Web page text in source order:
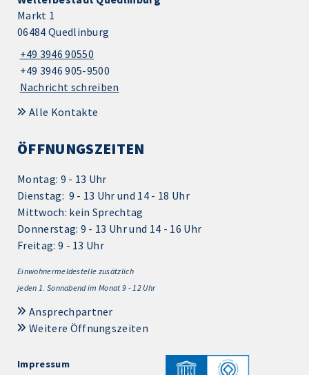
Markt 1
06484 Quedlinburg
+49 3946 90550
+49 3946 905-9500
Nachricht schreiben
Alle Kontakte
ÖFFNUNGSZEITEN
Montag: 9 - 13 Uhr
Dienstag: 9 - 13 Uhr und 14 - 18 Uhr
Mittwoch: kein Sprechtag
Donnerstag: 9 - 13 Uhr und 14 - 16 Uhr
Freitag: 9 - 13 Uhr
Einwohnermeldestelle zusätzlich
jeden 1. Sonnabend im Monat 9 - 12 Uhr
Ansprechpartner
Weitere Öffnungszeiten
Impressum